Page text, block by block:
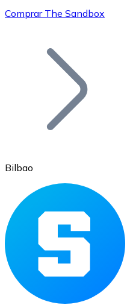
Bitcoin
Ethereum
ETH
Comprar The Sandbox
Bilbao